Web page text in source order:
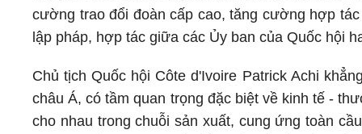
cường trao đổi đoàn cấp cao, tăng cường hợp
lập pháp, hợp tác giữa các Ủy ban của Quốc hội
Chủ tịch Quốc hội Côte d'Ivoire Patrick Achi
châu Á, có tầm quan trọng đặc biệt về kinh tế -
cho nhau trong chuỗi sản xuất, cung ứng toàn